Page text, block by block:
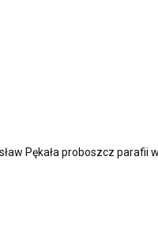
Pękała proboszcz parafii